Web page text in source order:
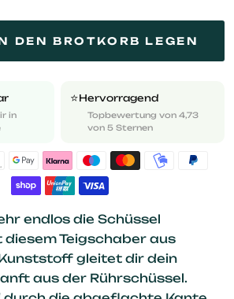
DEN BROTKORB LEGEN
in
⭐️Hervorragend
Topbewertung von 4,73
von 5 Sternen
endlos die Schüssel
Teigschaber aus
gleitet dir dein
aus der Rührschüssel.